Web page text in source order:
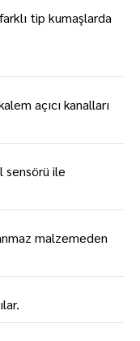
tip kumaşlarda
açıcı kanalları
sensörü ile
malzemeden